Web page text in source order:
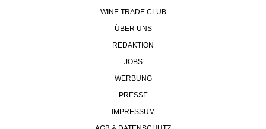
WINE TRADE CLUB
ÜBER UNS
REDAKTION
JOBS
WERBUNG
PRESSE
IMPRESSUM